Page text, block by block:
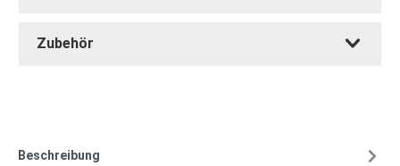
Zubehör
Beschreibung